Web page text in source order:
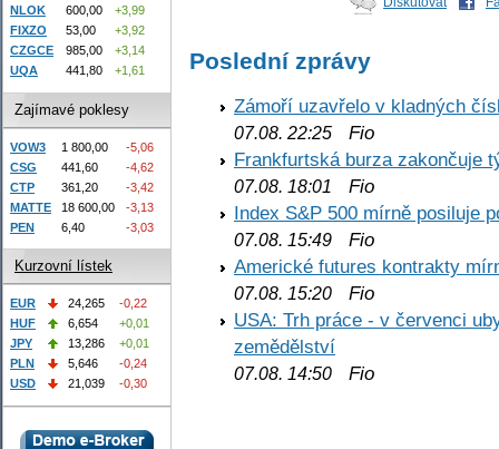
Poslední zprávy
Zámoří uzavřelo v kladných
07.08. 22:25 Fio
Frankfurtská burza zakončuje
07.08. 18:01
Fio
Index S&P 500 mírně posiluje
07.08. 15:49 Fio
Americké futures kontrakty
07.08. 15:20 Fio
USA: Trh práce - v červenci
zemědělství
07.08. 14:50 Fio
NLOK
600,00
+3,99
FIXZO
53,00
+3,92
CZGCE
985,00
+3,14
UQA
441,80 +1,61
Zajímavé poklesy
VOW3 1 800,00
-5,06
CSG
441,60
-4,62
CTP
361,20
-3,42
MATTE
18 600,00
-3,13
PEN
6,40 -3,03
Kurzovní lístek
EUR 24,265
-0,22
HUF
6,654
+0,01
JPY
13,286
+0,01
PLN
5,646
-0,24
USD
21,039 -0,30